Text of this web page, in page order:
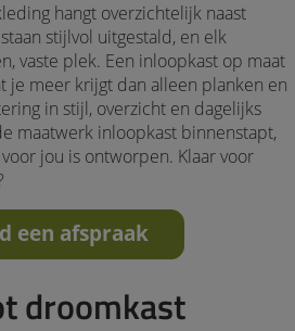
hangt overzichtelijk naast
stijlvol uitgestald, en elk
vaste plek. Een inloopkast op maat
je meer krijgt dan alleen planken en
in stijl, overzicht en dagelijks
maatwerk inloopkast binnenstapt,
jou is ontworpen. Klaar voor
een afspraak
droomkast